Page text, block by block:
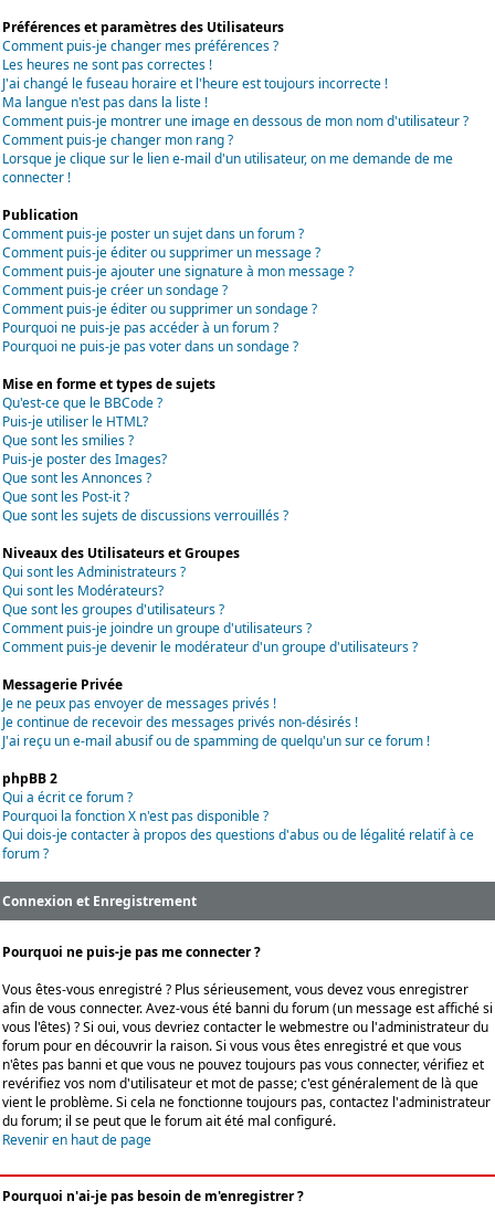
Préférences et paramètres des Utilisateurs
Comment puis-je changer mes préférences ?
Les heures ne sont pas correctes !
J'ai changé le fuseau horaire et l'heure est toujours incorrecte !
Ma langue n'est pas dans la liste !
Comment puis-je montrer une image en dessous de mon nom d'utilisateur ?
Comment puis-je changer mon rang ?
Lorsque je clique sur le lien e-mail d'un utilisateur, on me demande de me
connecter !
Publication
Comment puis-je poster un sujet dans un forum ?
Comment puis-je éditer ou supprimer un message ?
Comment puis-je ajouter une signature à mon message ?
Comment puis-je créer un sondage ?
Comment puis-je éditer ou supprimer un sondage ?
Pourquoi ne puis-je pas accéder à un forum ?
Pourquoi ne puis-je pas voter dans un sondage ?
Mise en forme et types de sujets
Qu'est-ce que le BBCode ?
Puis-je utiliser le HTML?
Que sont les smilies ?
Puis-je poster des Images?
Que sont les Annonces ?
Que sont les Post-it ?
Que sont les sujets de discussions verrouillés ?
Niveaux des Utilisateurs et Groupes
Qui sont les Administrateurs ?
Qui sont les Modérateurs?
Que sont les groupes d'utilisateurs ?
Comment puis-je joindre un groupe d'utilisateurs ?
Comment puis-je devenir le modérateur d'un groupe d'utilisateurs ?
Messagerie Privée
Je ne peux pas envoyer de messages privés !
Je continue de recevoir des messages privés non-désirés !
J'ai reçu un e-mail abusif ou de spamming de quelqu'un sur ce forum !
phpBB 2
Qui a écrit ce forum ?
Pourquoi la fonction X n'est pas disponible ?
Qui dois-je contacter à propos des questions d'abus ou de légalité relatif à ce
forum ?
Connexion et Enregistrement
Pourquoi ne puis-je pas me connecter ?
Vous êtes-vous enregistré ? Plus sérieusement, vous devez vous enregistrer
afin de vous connecter. Avez-vous été banni du forum (un message est affiché si
vous l'êtes) ? Si oui, vous devriez contacter le webmestre ou l'administrateur du
forum pour en découvrir la raison. Si vous vous êtes enregistré et que vous
n'êtes pas banni et que vous ne pouvez toujours pas vous connecter, vérifiez et
revérifiez vos nom d'utilisateur et mot de passe; c'est généralement de là que
vient le problème. Si cela ne fonctionne toujours pas, contactez l'administrateur
du forum; il se peut que le forum ait été mal configuré.
Revenir en haut de page
Pourquoi n'ai-je pas besoin de m'enregistrer ?